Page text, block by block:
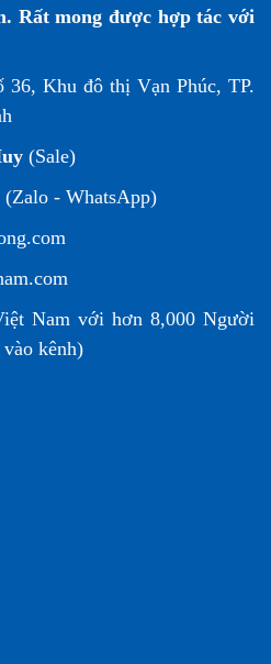
Rất mong được hợp tác với
36, Khu đô thị Vạn Phúc, TP.
(Sale)
(Zalo - WhatsApp)
Nam với hơn 8,000 Người
kênh)